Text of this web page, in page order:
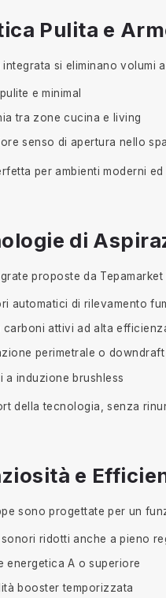
Pulita e
si eliminano volumi
e minimal
tra zone cucina e living
senso di apertura nello
per ambienti moderni ed
di
proposte da
automatici di rilevamento
carboni attivi ad alta
perimetrale o downdraft
a induzione brushless
della tecnologia, senza
e
sono progettate per un
sonori ridotti anche a pieno
energetica A o superiore
booster temporizzata